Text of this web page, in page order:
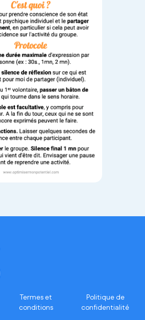
Termes et
conditions
Politique de
confidentialité